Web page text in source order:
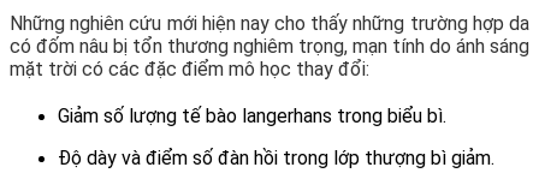
Những nghiên cứu mới hiện nay cho thấy những trường hợp da
có đốm nâu bị tổn thương nghiêm trọng, mạn tính do ánh sáng
mặt trời có các đặc điểm mô học thay đổi:
Giảm số lượng tế bào langerhans trong biểu bì.
Độ dày và điểm số đàn hồi trong lớp thượng bì giảm.